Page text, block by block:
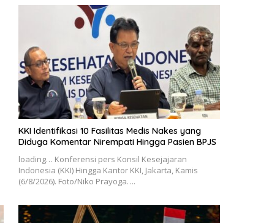
KKI Identifikasi 10 Fasilitas Medis Nakes yang
Diduga Komentar Nirempati Hingga Pasien BPJS
loading… Konferensi pers Konsil Kesejajaran
Indonesia (KKI) Hingga Kantor KKI, Jakarta, Kamis
(6/8/2026). Foto/Niko Prayoga….